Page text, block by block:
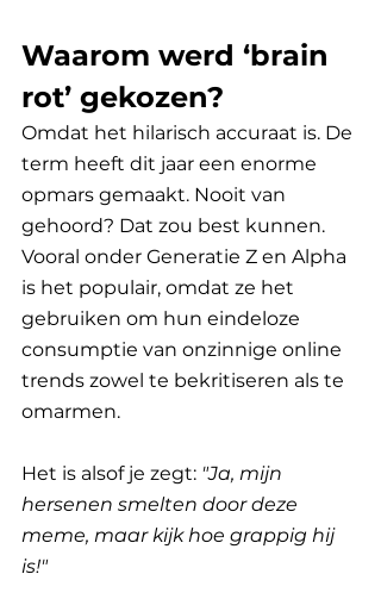
Waarom werd ‘brain
rot’ gekozen?
Omdat het hilarisch accuraat is. De
term heeft dit jaar een enorme
opmars gemaakt. Nooit van
gehoord? Dat zou best kunnen.
Vooral onder Generatie Z en Alpha
is het populair, omdat ze het
gebruiken om hun eindeloze
consumptie van onzinnige online
trends zowel te bekritiseren als te
omarmen.
Het is alsof je zegt: "Ja, mijn
hersenen smelten door deze
meme, maar kijk hoe grappig hij
is!"